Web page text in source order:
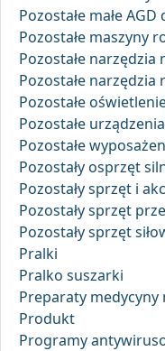
Pozostałe małe
Pozostałe maszyny
Pozostałe
Pozostałe narzędzia
Pozostałe
Pozostałe
Pozostałe
Pozostały osprzęt
Pozostały sprzęt i
Pozostały sprzęt
Pozostały sprzęt
Pralki
Pralko suszarki
Preparaty medycyny
Produkt
Programy